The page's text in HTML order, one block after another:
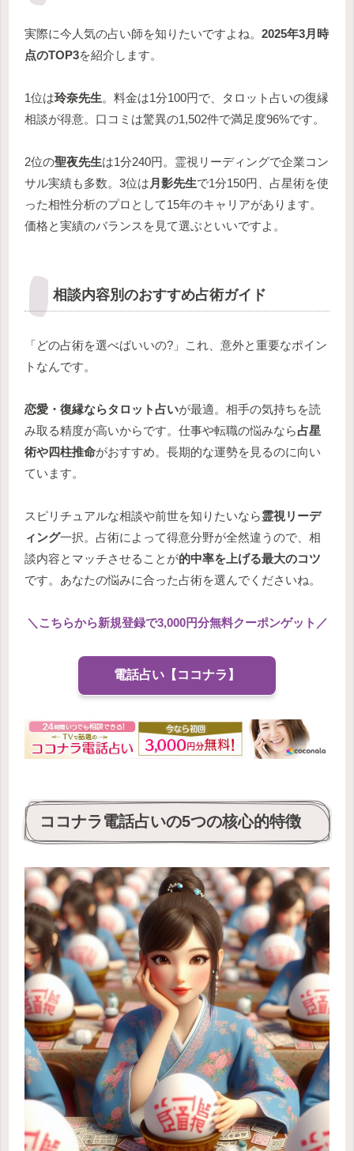
実際に今人気の占い師を知りたいですよね。 2025年3月時
点のTOP3を紹介します。
1位は玲奈先生。料金は1分100円で、タロット占いの復縁
相談が得意。口コミは驚異の1,502件で満足度96%です。
2位の聖夜先生は1分240円。霊視リーディングで企業コン
サル実績も多数。3位は 月影先生で1分150円、占星術を使
った相性分析のプロとして15年のキャリアがあります。
価格と実績のバランスを見て選ぶといいですよ。
相談内容別のおすすめ占術ガイド
「どの占術を選べばいいの?」これ、意外と重要なポイン
トなんです。
恋愛・復縁ならタロット占いが最適。相手の気持ちを読
み取る精度が高いからです。仕事や転職の悩みなら占星
術や四柱推命がおすすめ。長期的な運勢を見るのに向い
ています。
スピリチュアルな相談や前世を知りたいなら霊視リーデ
ィング一択。占術によって得意分野が全然違うので、相
談内容とマッチさせることが的中率を上げる最大のコツ
です。あなたの悩みに合った占術を選んでくださいね。
＼ こちらから新規登録で3,000円分無料クーポンゲット ／
電話占い【ココナラ】
ココナラ電話占いの5つの核心的特徴